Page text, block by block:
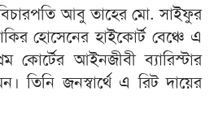
বিচারপতি আবু তাহের মো. সাইফুর
হোসেনের হাইকোর্ট বেঞ্চে এ
কোর্টের আইনজীবী ব্যারিস্টার
তিনি জনস্বার্থে এ রিট দায়ের